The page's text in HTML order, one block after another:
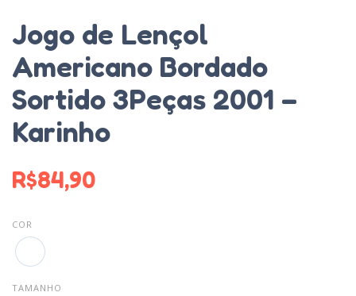
Jogo de Lençol
Americano Bordado
Sortido 3Peças 2001 –
Karinho
R$84,90
COR
TAMANHO